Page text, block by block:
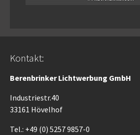
Kontakt:
Berenbrinker Lichtwerbung GmbH
Industriestr.40
33161 Hövelhof
Tel.: +49 (0) 5257 9857-0